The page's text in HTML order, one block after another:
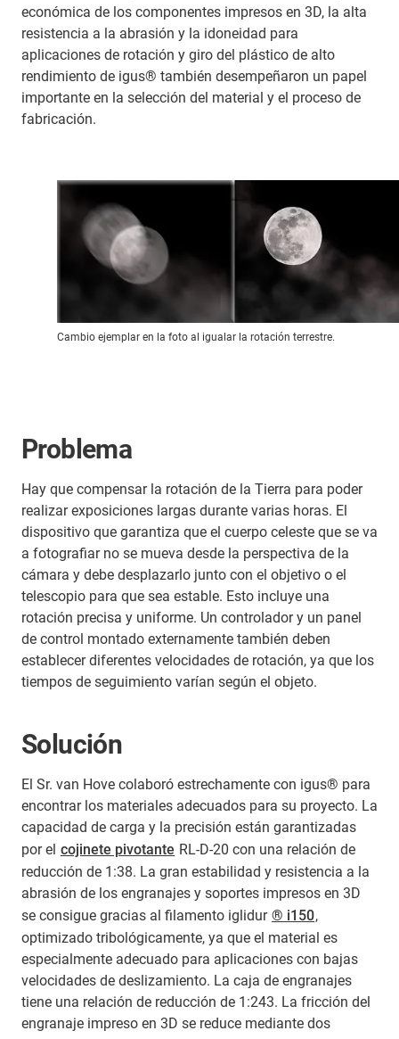
económica de los componentes impresos en 3D, la alta
resistencia a la abrasión y la idoneidad para
aplicaciones de rotación y giro del plástico de alto
rendimiento de igus® también desempeñaron un papel
importante en la selección del material y el proceso de
fabricación.
Cambio ejemplar en la foto al igualar la rotación terrestre.
Problema
Hay que compensar la rotación de la Tierra para poder
realizar exposiciones largas durante varias horas. El
dispositivo que garantiza que el cuerpo celeste que se va
a fotografiar no se mueva desde la perspectiva de la
cámara y debe desplazarlo junto con el objetivo o el
telescopio para que sea estable. Esto incluye una
rotación precisa y uniforme. Un controlador y un panel
de control montado externamente también deben
establecer diferentes velocidades de rotación, ya que los
tiempos de seguimiento varían según el objeto.
Solución
El Sr. van Hove colaboró estrechamente con igus® para
encontrar los materiales adecuados para su proyecto. La
capacidad de carga y la precisión están garantizadas
por el cojinete pivotante RL-D-20 con una relación de
reducción de 1:38. La gran estabilidad y resistencia a la
abrasión de los engranajes y soportes impresos en 3D
se consigue gracias al filamento iglidur ® i150,
optimizado tribológicamente, ya que el material es
especialmente adecuado para aplicaciones con bajas
velocidades de deslizamiento. La caja de engranajes
tiene una relación de reducción de 1:243. La fricción del
engranaje impreso en 3D se reduce mediante dos